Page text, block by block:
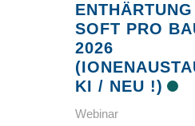
SOFT PRO
2026
KI / NEU !)
Webinar